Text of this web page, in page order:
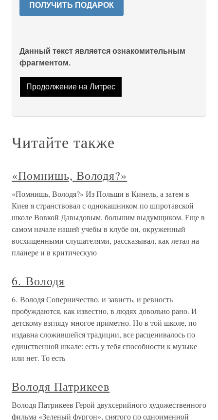
ПОЛУЧИТЬ ПОДАРОК
Данный текст является ознакомительным
фрагментом.
Продолжение на Литрес
Читайте также
«Помнишь, Володя?»
«Помнишь, Володя?» Из Польши в Кинель, а затем в
Киев я странствовал с однокашником по шпротавской
школе Вовкой Давыдовым, большим выдумщиком. Еще в
самом начале нашей учебы в клубе он, окруженный
восхищенными слушателями, рассказывал, как летал на
планере и в критическую
6. Володя
6. Володя Соперничество, и зависть, и ревность
пробуждаются, как известно, в людях довольно рано. И
детскому взгляду многое приметно. Но в той школе, по
издавна сложившейся традиции, все расценивалось по
единственной шкале: есть у тебя способности к музыке
или нет. То есть
Володя Патрикеев
Володя Патрикеев Герой двухсерийного художественного
фильма «Зеленый фургон», снятого по одноименной